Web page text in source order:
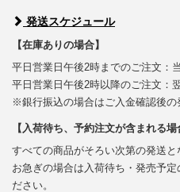
発送スケジュール
【在庫ありの場合】
平日営業日午後2時までのご注文：
平日営業日午後2時以降のご注文：
※銀行振込の場合はご入金確認後の
【入荷待ち、予約注文が含まれる場
すべての商品がそろい次第の発送と
お急ぎの場合は入荷待ち・発売予
ださい。